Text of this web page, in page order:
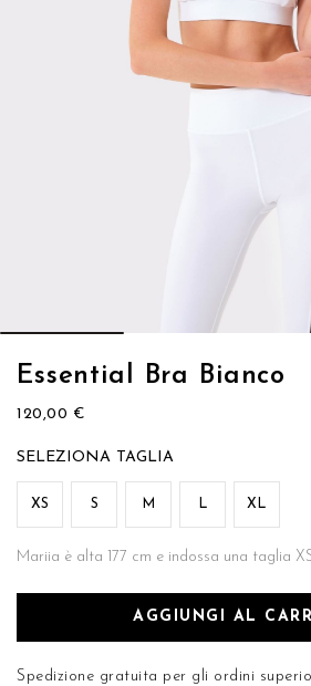
Essential Bra Bianco
120,00 €
TAGLIA
XS S M L XL
Mariia è alta 177 cm e indossa una taglia
AGGIUNGI AL
Spedizione gratuita per gli ordini
Vai
della
immagini